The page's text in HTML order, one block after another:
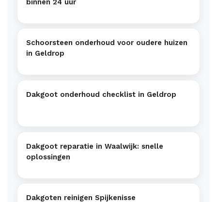
binnen 24 uur
Schoorsteen onderhoud voor oudere huizen
in Geldrop
Dakgoot onderhoud checklist in Geldrop
Dakgoot reparatie in Waalwijk: snelle
oplossingen
Dakgoten reinigen Spijkenisse